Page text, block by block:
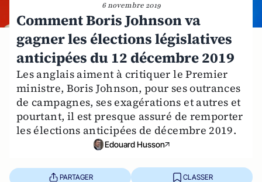
6 novembre 2019
Comment Boris Johnson va
gagner les élections législatives
anticipées du 12 décembre 2019
Les anglais aiment à critiquer le Premier
ministre, Boris Johnson, pour ses outrances
de campagnes, ses exagérations et autres et
pourtant, il est presque assuré de remporter
les élections anticipées de décembre 2019.
Edouard Husson
PARTAGER CLASSER